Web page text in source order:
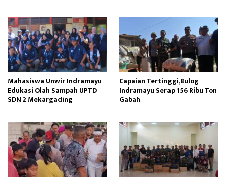
Mahasiswa Unwir Indramayu
Edukasi Olah Sampah UPTD
SDN 2 Mekargading
Capaian Tertinggi,Bulog
Indramayu Serap 156 Ribu Ton
Gabah